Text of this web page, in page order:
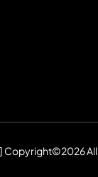
Copyright©2026